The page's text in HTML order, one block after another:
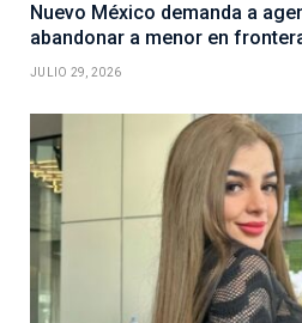
Nuevo México demanda a
abandonar a menor en
JULIO 29, 2026